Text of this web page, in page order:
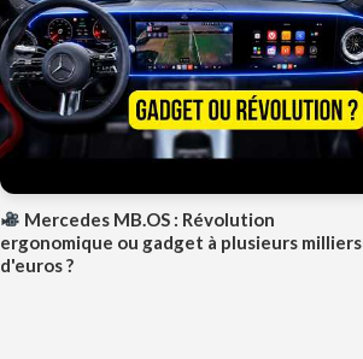
Mercedes MB.OS : Révolution
ergonomique ou gadget à plusieurs milliers
d'euros ?